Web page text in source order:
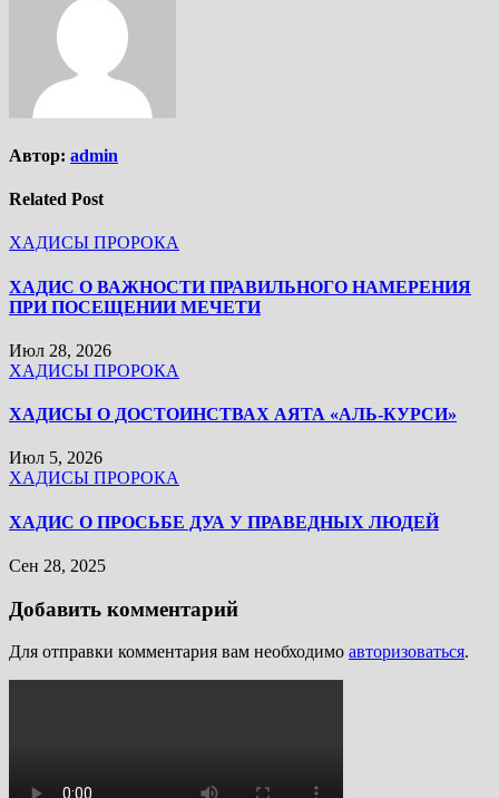
Автор: admin
Related Post
ХАДИСЫ ПРОРОКА
ХАДИС О ВАЖНОСТИ ПРАВИЛЬНОГО НАМЕРЕНИЯ
ПРИ ПОСЕЩЕНИИ МЕЧЕТИ
Июл 28, 2026
ХАДИСЫ ПРОРОКА
ХАДИСЫ О ДОСТОИНСТВАХ АЯТА «АЛЬ-КУРСИ»
Июл 5, 2026
ХАДИСЫ ПРОРОКА
ХАДИС О ПРОСЬБЕ ДУА У ПРАВЕДНЫХ ЛЮДЕЙ
Сен 28, 2025
Добавить комментарий
Для отправки комментария вам необходимо авторизоваться.